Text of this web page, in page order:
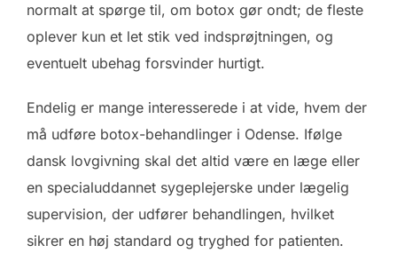
normalt at spørge til, om botox gør ondt; de fleste
oplever kun et let stik ved indsprøjtningen, og
eventuelt ubehag forsvinder hurtigt.
Endelig er mange interesserede i at vide, hvem der
må udføre botox-behandlinger i Odense. Ifølge
dansk lovgivning skal det altid være en læge eller
en specialuddannet sygeplejerske under lægelig
supervision, der udfører behandlingen, hvilket
sikrer en høj standard og tryghed for patienten.